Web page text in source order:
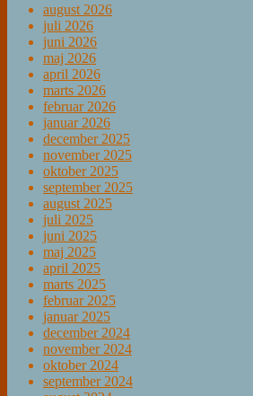
august 2026
juli 2026
juni 2026
maj 2026
april 2026
marts 2026
februar 2026
januar 2026
december 2025
november 2025
oktober 2025
september 2025
august 2025
juli 2025
juni 2025
maj 2025
april 2025
marts 2025
februar 2025
januar 2025
december 2024
november 2024
oktober 2024
september 2024